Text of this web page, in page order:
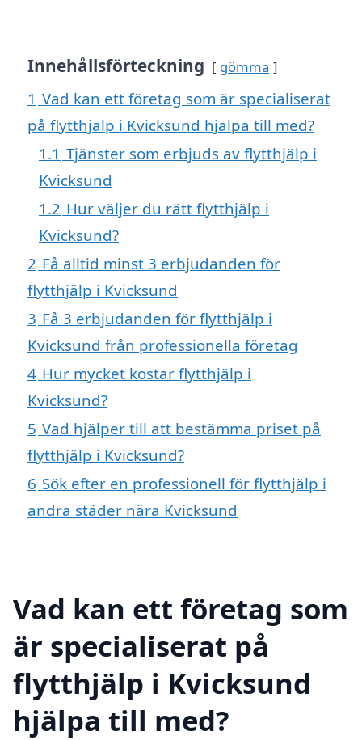
Innehållsförteckning gömma
1 Vad kan ett företag som är specialiserat
på flytthjälp i Kvicksund hjälpa till med?
1.1 Tjänster som erbjuds av flytthjälp i
Kvicksund
1.2 Hur väljer du rätt flytthjälp i
Kvicksund?
2 Få alltid minst 3 erbjudanden för
flytthjälp i Kvicksund
3 Få 3 erbjudanden för flytthjälp i
Kvicksund från professionella företag
4 Hur mycket kostar flytthjälp i
Kvicksund?
5 Vad hjälper till att bestämma priset på
flytthjälp i Kvicksund?
6 Sök efter en professionell för flytthjälp i
andra städer nära Kvicksund
Vad kan ett företag som
är specialiserat på
flytthjälp i Kvicksund
hjälpa till med?